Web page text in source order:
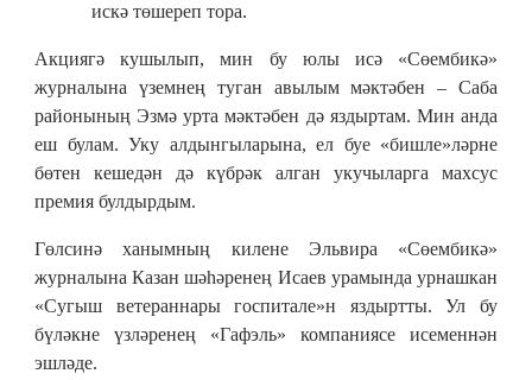
искә төшереп тора.
Акциягә кушылып, мин бу юлы исә «Сөембикә»
журналына үземнең туган авылым мәктәбен – Саба
районының Эзмә урта мәктәбен дә яздыртам. Мин анда
еш булам. Уку алдынгыларына, ел буе «бишле»ләрне
бөтен кешедән дә күбрәк алган укучыларга махсус
премия булдырдым.
Гөлсинә ханымның килене Эльвира «Сөембикә»
журналына Казан шәһәренең Исаев урамында урнашкан
«Сугыш ветераннары госпитале»н яздыртты. Ул бу
бүләкне үзләренең «Гафэль» компаниясе исеменнән
эшләде.